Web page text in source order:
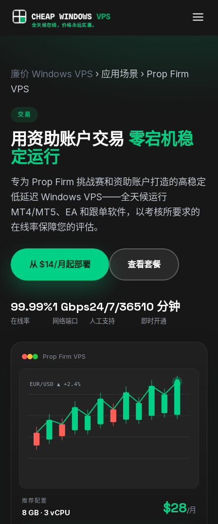
全天候在线，价格永远实惠。
廉价 Windows VPS › 应用场景 › Prop Firm
VPS
交易
用资助账户交易 零宕机稳
定运行
专为 Prop Firm 挑战赛和资助账户打造的高稳定
低延迟 Windows VPS——全天候运行
MT4/MT5、EA 和跟单软件，以考核所要求的
在线率保障您的评估。
从 $14/月起部署 查看套餐
99.99%
在线率
1 Gbps
网络端口
24/7/365
人工支持
10 分钟
即时开通
Prop Firm VPS
EUR/USD ▲ +2.4%
推荐配置
8 GB · 3 vCPU $28/月